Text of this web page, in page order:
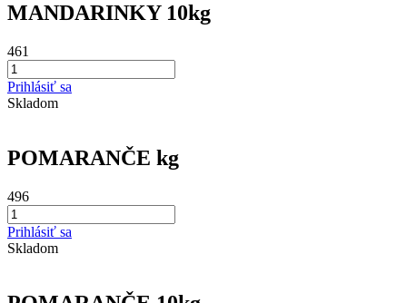
MANDARINKY 10kg
461
Prihlásiť sa
Skladom
POMARANČE kg
496
Prihlásiť sa
Skladom